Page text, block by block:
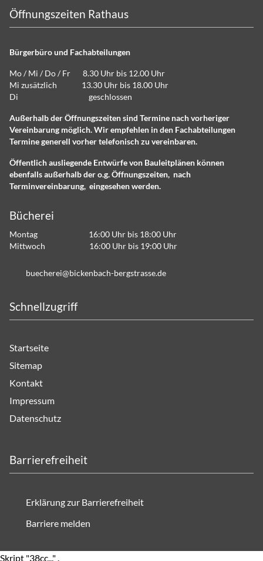
Öffnungszeiten Rathaus
Bürgerbüro und Fachabteilungen
Mo / Mi / Do / Fr 8.30 Uhr bis 12.00 Uhr
Mi zusätzlich 13.30 Uhr bis 18.00 Uhr
Di geschlossen
Außerhalb der Öffnungszeiten sind Termine nach vorheriger
Vereinbarung möglich. Wir empfehlen in den Fachabteilungen
Termine generell vorher telefonisch zu vereinbaren.
Öffentlich ausliegende Entwürfe von Bauleitplänen können
ebenfalls außerhalb der o.g. Öffnungszeiten, nach
Terminvereinbarung, eingesehen werden.
Bücherei
Montag 16:00 Uhr bis 18:00 Uhr
Mittwoch 16:00 Uhr bis 19:00 Uhr
b ch r b ck nb ch-b rgstr ss d
Schnellzugriff
Startseite
Sitemap
Kontakt
Impressum
Datenschutz
Barrierefreiheit
Erklärung zur Barrierefreiheit
Barriere melden
Skript "38cc..." .